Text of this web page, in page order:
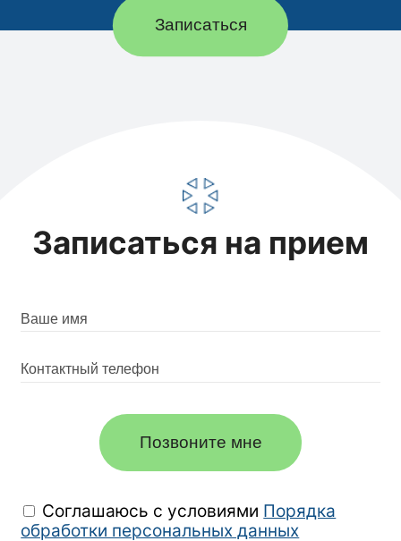
Записаться
Записаться на прием
Позвоните мне
Соглашаюсь с условиями Порядка
обработки персональных данных